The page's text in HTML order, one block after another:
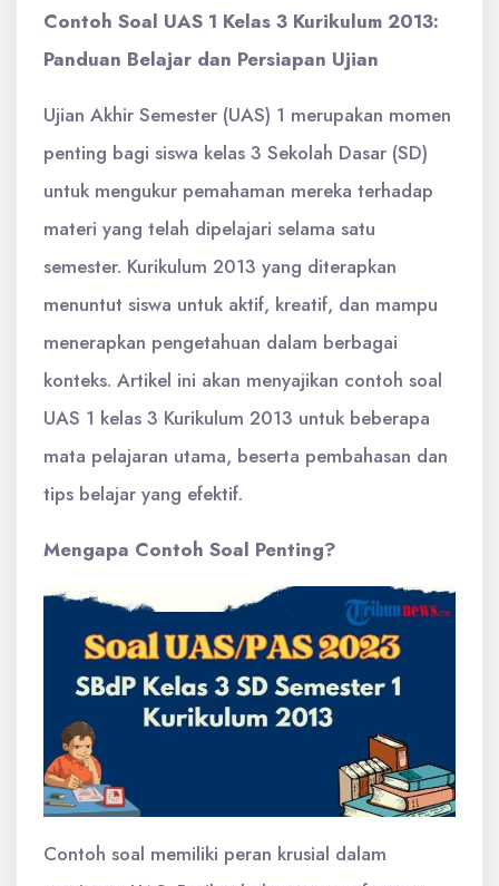
Contoh Soal UAS 1 Kelas 3 Kurikulum 2013:
Panduan Belajar dan Persiapan Ujian
Ujian Akhir Semester (UAS) 1 merupakan momen
penting bagi siswa kelas 3 Sekolah Dasar (SD)
untuk mengukur pemahaman mereka terhadap
materi yang telah dipelajari selama satu
semester. Kurikulum 2013 yang diterapkan
menuntut siswa untuk aktif, kreatif, dan mampu
menerapkan pengetahuan dalam berbagai
konteks. Artikel ini akan menyajikan contoh soal
UAS 1 kelas 3 Kurikulum 2013 untuk beberapa
mata pelajaran utama, beserta pembahasan dan
tips belajar yang efektif.
Mengapa Contoh Soal Penting?
Contoh soal memiliki peran krusial dalam